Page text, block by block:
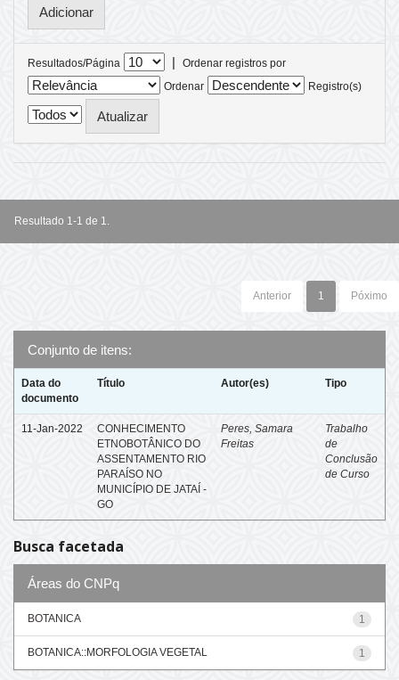
Resultados/Página |
Ordenar registros por
Ordenar
Registro(s)
Resultado 1-1 de 1.
Anterior 1 Póximo
Conjunto de itens:
Data do
documento
Título Autor(es) Tipo
11-Jan-2022
CONHECIMENTO
ETNOBOTÂNICO DO
ASSENTAMENTO RIO
PARAÍSO NO
MUNICÍPIO DE JATAÍ -
GO
Peres, Samara
Freitas
Trabalho
de
Conclusão
de Curso
Busca facetada
Áreas do CNPq
1
BOTANICA
1
BOTANICA::MORFOLOGIA VEGETAL